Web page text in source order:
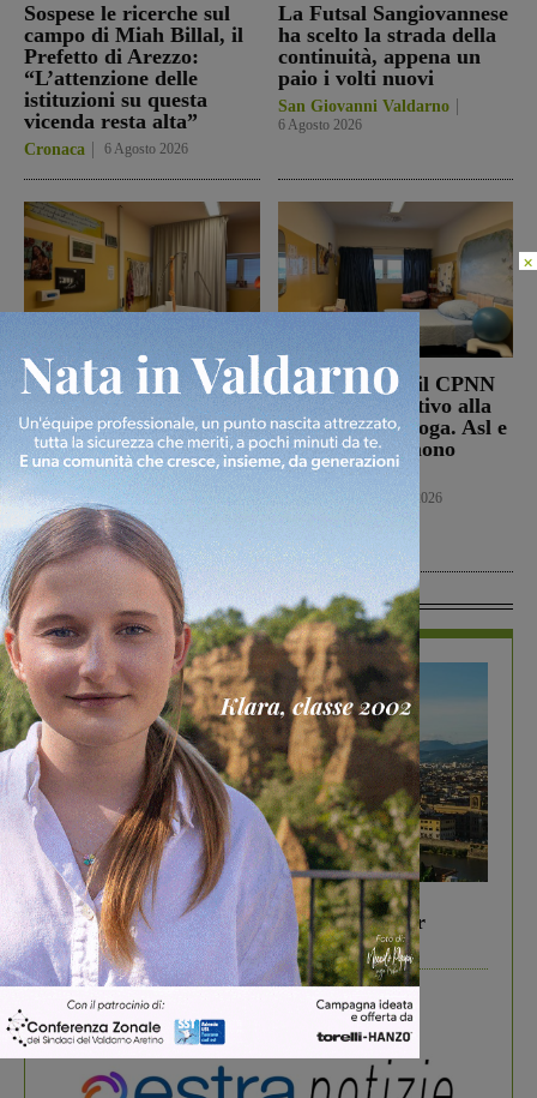
Sospese le ricerche sul
campo di Miah Billal, il
Prefetto di Arezzo:
“L’attenzione delle
istituzioni su questa
vicenda resta alta”
Cronaca 6 Agosto 2026
La Futsal Sangiovannese
ha scelto la strada della
continuità, appena un
paio i volti nuovi
San Giovanni Valdarno
6 Agosto 2026
Punto Nascita, no alla
deroga ma il Ministero
apre al monitoraggio di
sei mesi. Vadi: “Una
risposta che valutiamo
positivamente anche se
con prudenza”
Cronaca 6 Agosto 2026
Punto nascita: il CPNN
dà parere negativo alla
richiesta di deroga. Asl e
Regione esprimono
disappunto
Cronaca 6 Agosto 2026
In Vetrina
In vetrina 6 Agosto 2026
Gita di famiglia a Firenze: 5 idee per far
divertire i tuoi figli
×